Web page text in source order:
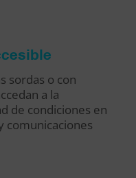
sordas o con
a la
de condiciones en
comunicaciones